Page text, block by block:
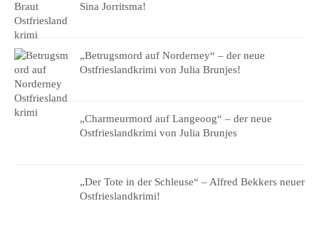
Sina Jorritsma!
„Betrugsmord auf Norderney“ – der neue
Ostfrieslandkrimi von Julia Brunjes!
„Charmeurmord auf Langeoog“ – der neue
Ostfrieslandkrimi von Julia Brunjes
„Der Tote in der Schleuse“ – Alfred Bekkers neuer
Ostfrieslandkrimi!